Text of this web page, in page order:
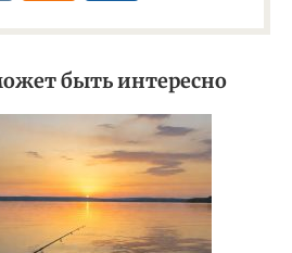
быть интересно